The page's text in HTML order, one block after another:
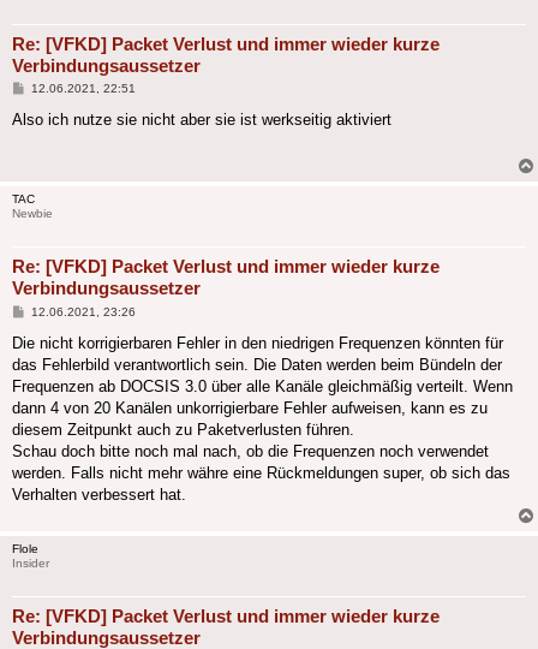
Re: [VFKD] Packet Verlust und immer wieder kurze
Verbindungsaussetzer
Beitrag
12.06.2021, 22:51
Also ich nutze sie nicht aber sie ist werkseitig aktiviert
TAC
Newbie
Re: [VFKD] Packet Verlust und immer wieder kurze
Verbindungsaussetzer
Beitrag
12.06.2021, 23:26
Die nicht korrigierbaren Fehler in den niedrigen Frequenzen könnten für
das Fehlerbild verantwortlich sein. Die Daten werden beim Bündeln der
Frequenzen ab DOCSIS 3.0 über alle Kanäle gleichmäßig verteilt. Wenn
dann 4 von 20 Kanälen unkorrigierbare Fehler aufweisen, kann es zu
diesem Zeitpunkt auch zu Paketverlusten führen.
Schau doch bitte noch mal nach, ob die Frequenzen noch verwendet
werden. Falls nicht mehr währe eine Rückmeldungen super, ob sich das
Verhalten verbessert hat.
Flole
Insider
Re: [VFKD] Packet Verlust und immer wieder kurze
Verbindungsaussetzer